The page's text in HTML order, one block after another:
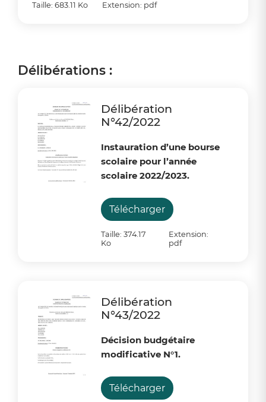
Taille: 683.11 Ko Extension: pdf
Délibérations :
Délibération
N°42/2022
Instauration d’une bourse
scolaire pour l’année
scolaire 2022/2023.
Télécharger
Taille: 374.17
Ko
Extension:
pdf
Délibération
N°43/2022
Décision budgétaire
modificative N°1.
Télécharger